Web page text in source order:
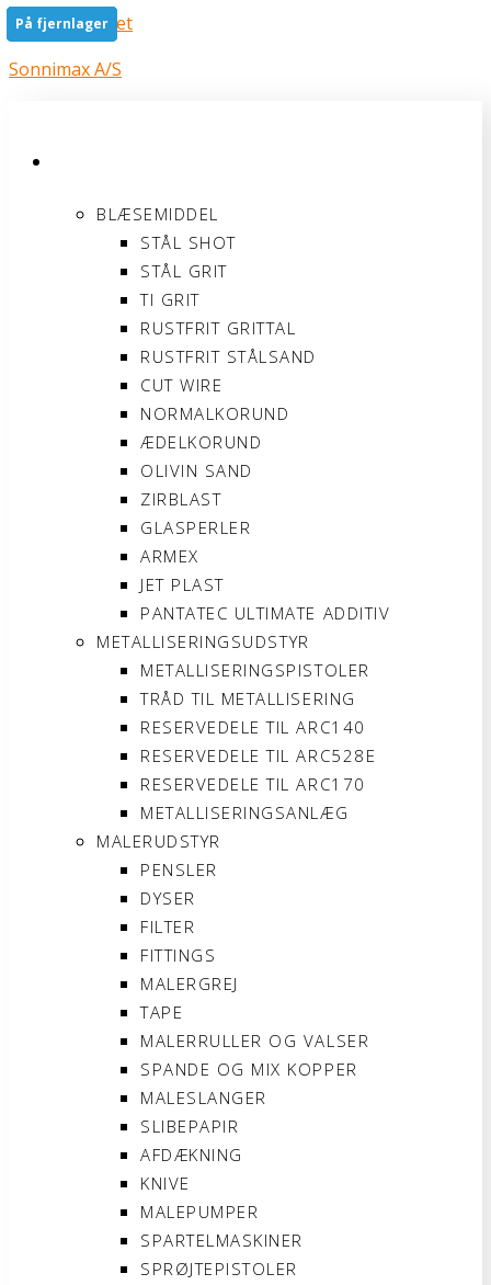
Gå til indholdet
Sonnimax A/S
BLÆSEMIDDEL
STÅL SHOT
STÅL GRIT
TI GRIT
RUSTFRIT GRITTAL
RUSTFRIT STÅLSAND
CUT WIRE
NORMALKORUND
ÆDELKORUND
OLIVIN SAND
ZIRBLAST
GLASPERLER
ARMEX
JET PLAST
PANTATEC ULTIMATE ADDITIV
METALLISERINGSUDSTYR
METALLISERINGSPISTOLER
TRÅD TIL METALLISERING
RESERVEDELE TIL ARC140
RESERVEDELE TIL ARC528E
RESERVEDELE TIL ARC170
METALLISERINGSANLÆG
MALERUDSTYR
PENSLER
DYSER
FILTER
FITTINGS
MALERGREJ
TAPE
MALERRULLER OG VALSER
SPANDE OG MIX KOPPER
MALESLANGER
SLIBEPAPIR
AFDÆKNING
KNIVE
MALEPUMPER
SPARTELMASKINER
SPRØJTEPISTOLER
På fjernlager
På fjernlager
På fjernlager
På fjernlager
På fjernlager
På fjernlager